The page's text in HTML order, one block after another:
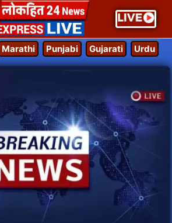
Marathi Punjabi Gujarati Urdu